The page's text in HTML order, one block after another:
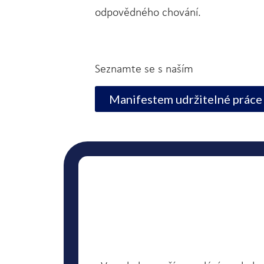
odpovědného chování.
Seznamte se s naším
Manifestem udržitelné práce